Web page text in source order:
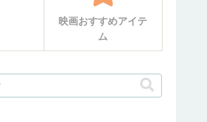
映画おすすめアイテ
ム